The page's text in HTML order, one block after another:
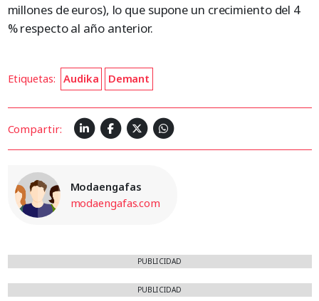
millones de euros), lo que supone un crecimiento del 4
% respecto al año anterior.
Etiquetas: Audika Demant
Compartir:
Modaengafas
modaengafas.com
PUBLICIDAD
PUBLICIDAD